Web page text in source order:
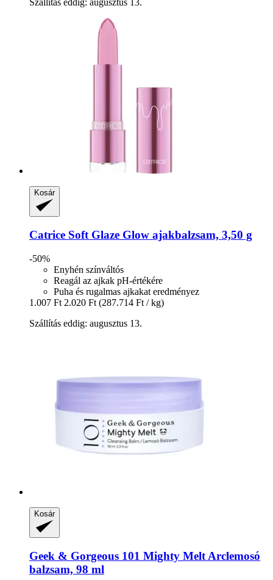
Kosár
Catrice Soft Glaze Glow ajakbalzsam, 3,50 g
-50%
Enyhén színváltós
Reagál az ajkak pH-értékére
Puha és rugalmas ajkakat eredményez
1.007 Ft 2.020 Ft (287.714 Ft / kg)
Szállítás eddig: augusztus 13.
Kosár
Geek & Gorgeous 101 Mighty Melt Arclemosó
balzsam, 98 ml